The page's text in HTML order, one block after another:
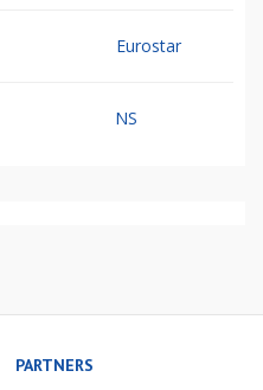
Eurostar
NS
PARTNERS